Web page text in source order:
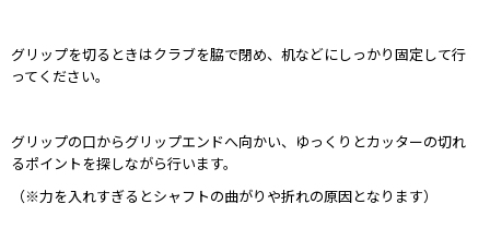
グリップを切るときはクラブを脇で閉め、机などにしっかり固定して行
ってください。
グリップの口からグリップエンドへ向かい、ゆっくりとカッターの切れ
るポイントを探しながら行います。
（※力を入れすぎるとシャフトの曲がりや折れの原因となります）